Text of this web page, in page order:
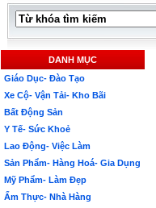
DANH MỤC
Giáo Dục- Đào Tạo
Xe Cộ- Vận Tải- Kho Bãi
Bất Động Sản
Y Tế- Sức Khoẻ
Lao Động- Việc Làm
Sản Phẩm- Hàng Hoá- Gia Dụng
Mỹ Phẩm- Làm Đẹp
Ẩm Thực- Nhà Hàng